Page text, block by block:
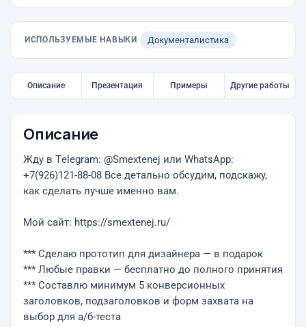
ИСПОЛЬЗУЕМЫЕ НАВЫКИ Документалистика
Описание Презентация Примеры Другие работы
Описание
Жду в Тelegram: @Smextenej или WhatsApp:
+7(926)121-88-08 Все детально обсудим, подскажу,
как сделать лучше именно вам.
Мой сайт: https://smextenej.ru/
*** Сделаю прототип для дизайнера — в подарок
*** Любые правки — бесплатно до полного принятия
*** Составлю минимум 5 конверсионных
заголовков, подзаголовков и форм захвата на
выбор для а/б-теста